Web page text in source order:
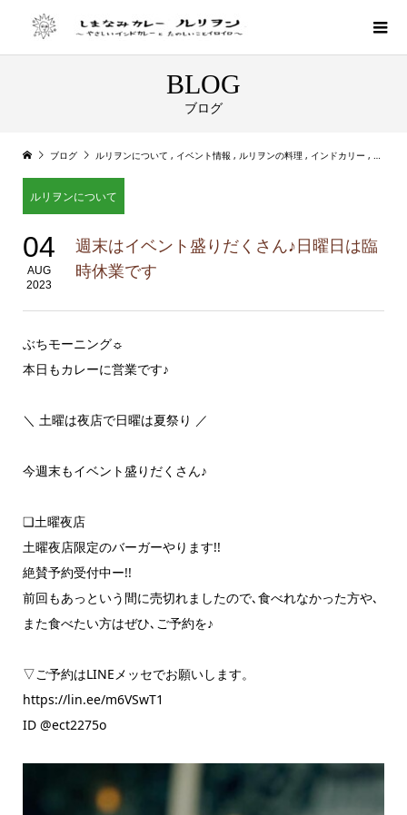
BLOG
ブログ
ブログ ルリヲンについて , イベント情報 , ルリヲンの料理 , インドカリー , 店主ル
ルリヲンについて
04
AUG
2023
週末はイベント盛りだくさん♪日曜日は臨
時休業です
ぶちモーニング☼
本日もカレーに営業です♪
＼ 土曜は夜店で日曜は夏祭り ／
今週末もイベント盛りだくさん♪
❏土曜夜店
土曜夜店限定のバーガーやります!!
絶賛予約受付中ー!!
前回もあっという間に売切れましたので､食べれなかった方や､
また食べたい方はぜひ､ご予約を♪
▽ご予約はLINEメッセでお願いします。
https://lin.ee/m6VSwT1
ID @ect2275o